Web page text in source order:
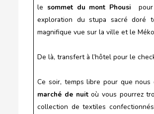
le sommet du mont Phousi pour
exploration du stupa sacré doré
magnifique vue sur la ville et le
De là, transfert à l’hôtel pour le
Ce soir, temps libre pour que nous
marché de nuitoù vous pourrez
collection de textiles